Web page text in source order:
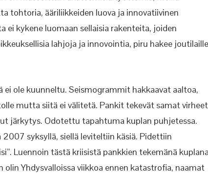
tohtoria, ääriliikkeiden luova ja innovatiivinen
ei kykene luomaan sellaisia rakenteita, joiden
lahjoja ja innovointia, piru hakee joutilaille
ole kuunneltu. Seismogrammit hakkaavat aaltoa,
mutta siitä ei välitetä. Pankit tekevät samat virheet
järkytys. Odotettu tapahtuma kuplan puhjetessa.
2007 syksyllä, siellä leviteltiin käsiä. Pidettiin
Luennoin tästä kriisistä pankkien tekemänä
Yhdysvalloissa viikkoa ennen katastrofia, naamat